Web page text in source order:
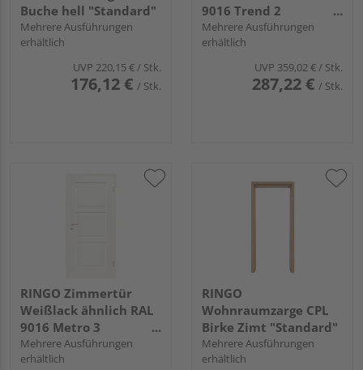
Buche hell "Standard"
Mehrere Ausführungen
erhältlich
UVP 220,15 € / Stk.
176,12 € / Stk.
9016 Trend 2
Spezial-/
"Trend"
Mehrere Ausführungen
erhältlich
UVP 359,02 € / Stk.
287,22 € / Stk.
RINGO Zimmertür
Weißlack ähnlich RAL
9016 Metro 3
Spezial-/Kombinationseinlage
"Metro"
Mehrere Ausführungen
erhältlich
RINGO
Wohnraumzarge CPL
Birke Zimt "Standard"
Mehrere Ausführungen
erhältlich